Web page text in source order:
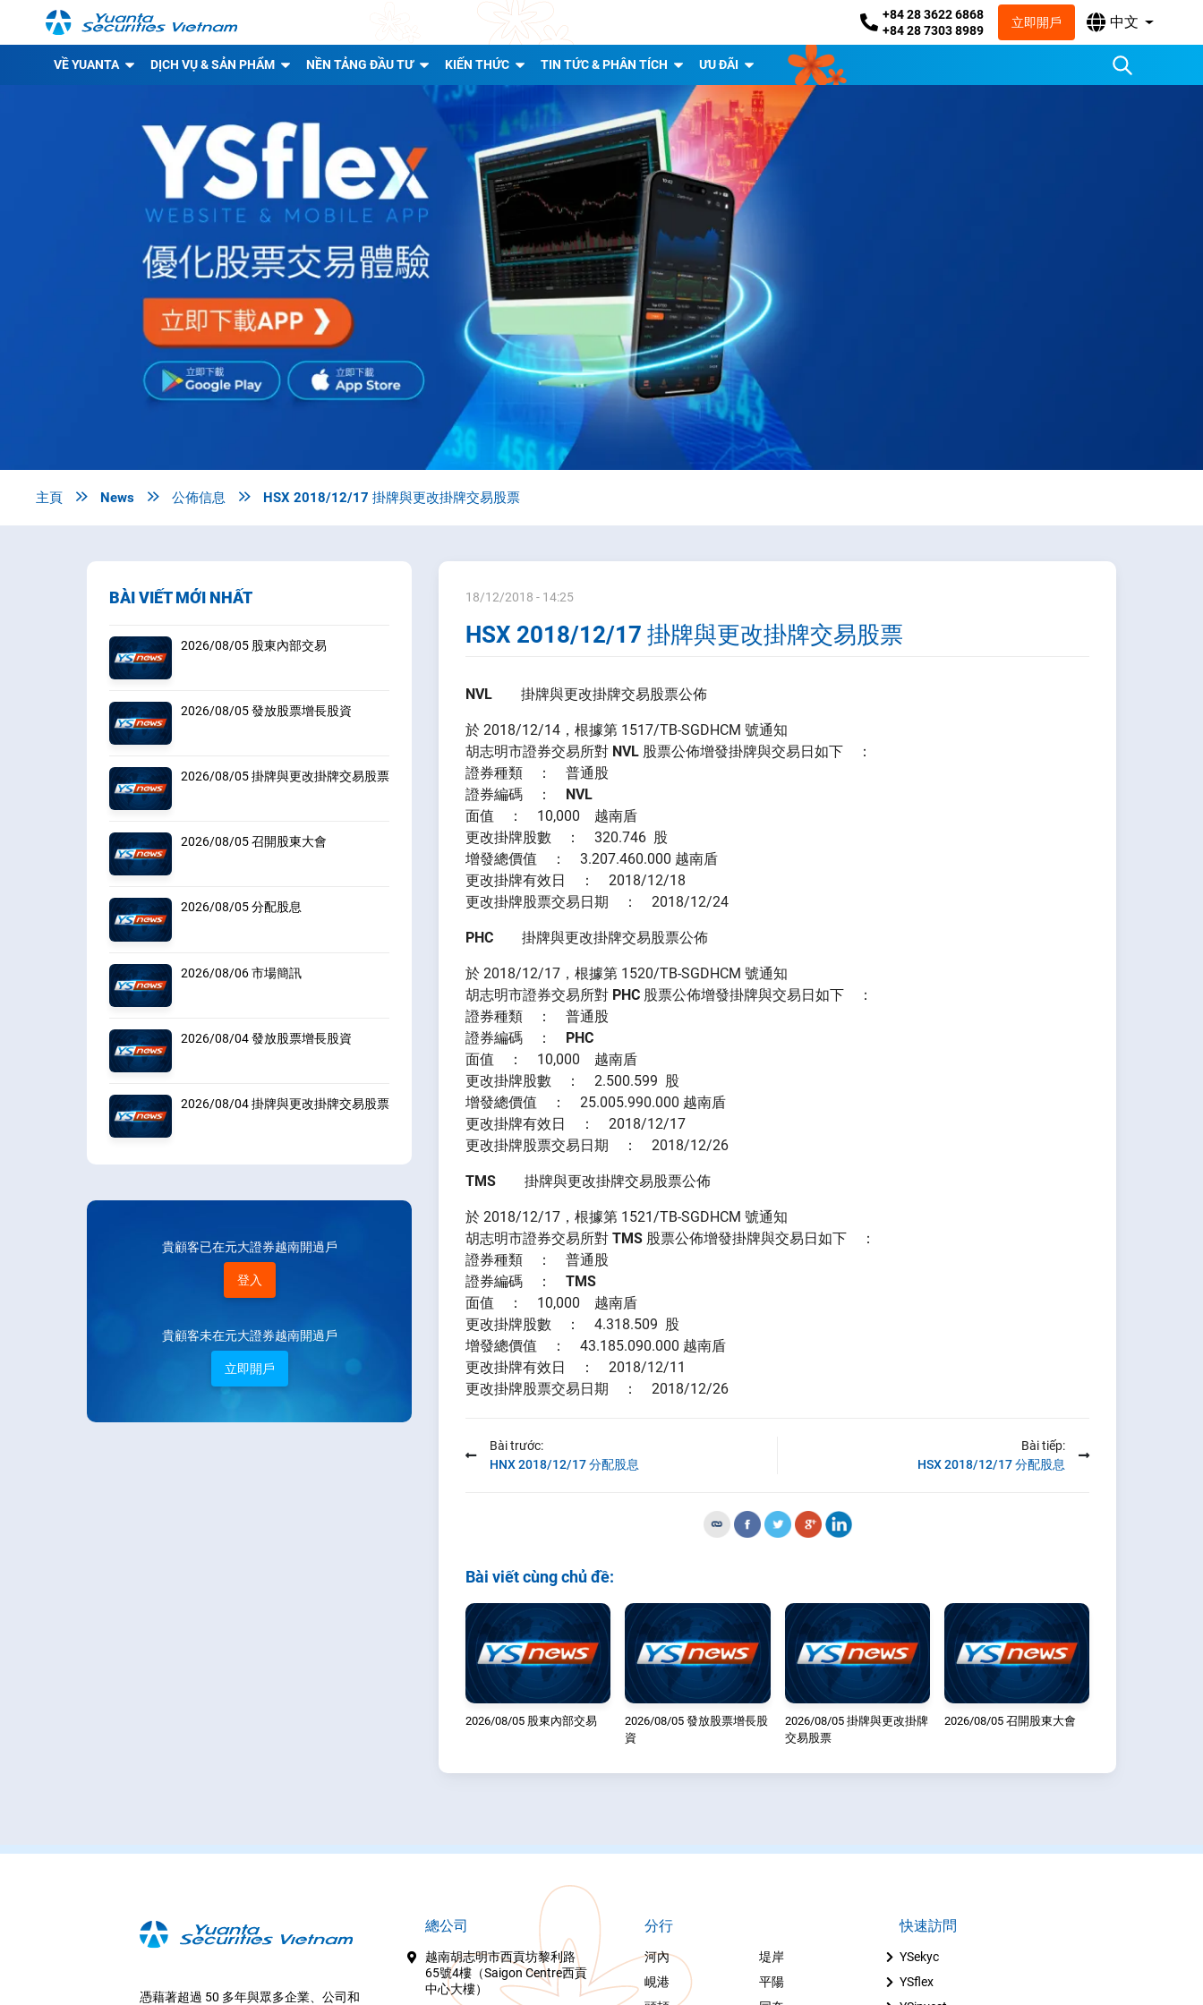
+84 28 3622 6868
+84 28 7303 8989
立即開戶 中文
VỀ YUANTA DỊCH VỤ & SẢN PHẨM NỀN TẢNG ĐẦU TƯ KIẾN THỨC TIN TỨC & PHÂN TÍCH ƯU ĐÃI
主頁  News  公佈信息  HSX 2018/12/17 掛牌與更改掛牌交易股票
BÀI VIẾT MỚI NHẤT
2026/08/05 股東內部交易
2026/08/05 發放股票增長股資
2026/08/05 掛牌與更改掛牌交易股票
2026/08/05 召開股東大會
2026/08/05 分配股息
2026/08/06 市場簡訊
2026/08/04 發放股票增長股資
2026/08/04 掛牌與更改掛牌交易股票
貴顧客已在元大證券越南開過戶
登入
貴顧客未在元大證券越南開過戶
立即開戶
18/12/2018 - 14:25
HSX 2018/12/17 掛牌與更改掛牌交易股票
NVL 掛牌與更改掛牌交易股票公佈
於 2018/12/14，根據第 1517/TB-SGDHCM 號通知
胡志明市證券交易所對 NVL 股票公佈增發掛牌與交易日如下 ：
證券種類 ： 普通股
證券編碼 ： NVL
面值 ： 10,000 越南盾
更改掛牌股數 ： 320.746 股
增發總價值 ： 3.207.460.000 越南盾
更改掛牌有效日 ： 2018/12/18
更改掛牌股票交易日期 ： 2018/12/24
PHC 掛牌與更改掛牌交易股票公佈
於 2018/12/17，根據第 1520/TB-SGDHCM 號通知
胡志明市證券交易所對 PHC 股票公佈增發掛牌與交易日如下 ：
證券種類 ： 普通股
證券編碼 ： PHC
面值 ： 10,000 越南盾
更改掛牌股數 ： 2.500.599 股
增發總價值 ： 25.005.990.000 越南盾
更改掛牌有效日 ： 2018/12/17
更改掛牌股票交易日期 ： 2018/12/26
TMS 掛牌與更改掛牌交易股票公佈
於 2018/12/17，根據第 1521/TB-SGDHCM 號通知
胡志明市證券交易所對TMS 股票公佈增發掛牌與交易日如下 ：
證券種類 ： 普通股
證券編碼 ：TMS
面值 ： 10,000 越南盾
更改掛牌股數 ： 4.318.509 股
增發總價值 ： 43.185.090.000 越南盾
更改掛牌有效日 ： 2018/12/11
更改掛牌股票交易日期 ： 2018/12/26
Bài trước:
HNX 2018/12/17 分配股息
Bài tiếp:
HSX 2018/12/17 分配股息
Bài viết cùng chủ đề:
2026/08/05 股東內部交易
2026/08/05 發放股票增長股
資
2026/08/05 掛牌與更改掛牌
交易股票
2026/08/05 召開股東大會
憑藉著超過 50 多年與眾多企業、公司和
總公司
越南胡志明市西貢坊黎利路
65號4樓（Saigon Centre西貢
中心大樓）
分行
河內
堤岸
峴港
平陽
快速訪問
YSekyc
YSflex